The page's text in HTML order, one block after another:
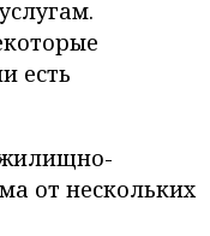
есть
от нескольких